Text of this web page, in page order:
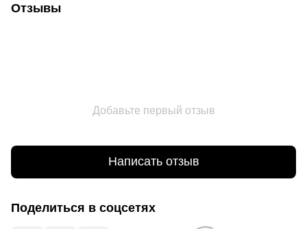
Отзывы
Добавьте первый отзыв
Написать отзыв
Поделиться в соцсетях